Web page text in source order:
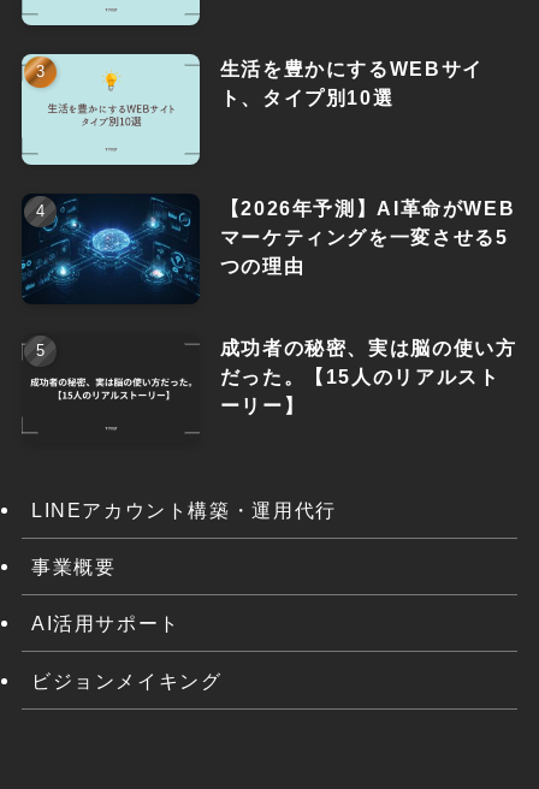
生活を豊かにするWEBサイ
ト、タイプ別10選
【2026年予測】AI革命がWEB
マーケティングを一変させる5
つの理由
成功者の秘密、実は脳の使い方
だった。【15人のリアルスト
ーリー】
LINEアカウント構築・運用代行
事業概要
AI活用サポート
ビジョンメイキング